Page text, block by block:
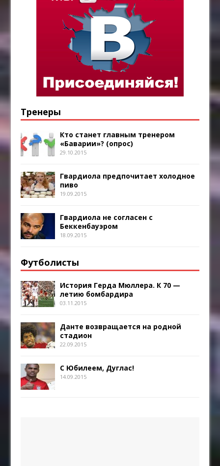
Тренеры
Кто станет главным тренером
«Баварии»? (опрос)
29.10.2015
Гвардиола предпочитает холодное
пиво
19.09.2015
Гвардиола не согласен с
Беккенбауэром
18.09.2015
Футболисты
История Герда Мюллера. К 70 —
летию бомбардира
03.11.2015
Данте возвращается на родной
стадион
22.09.2015
С Юбилеем, Дуглас!
14.09.2015